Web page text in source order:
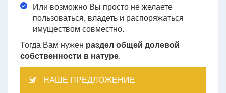
Или возможно Вы просто не желаете
пользоваться, владеть и распоряжаться
имуществом совместно.
Тогда Вам нужен раздел общей долевой
собственности в натуре.
НАШЕ ПРЕДЛОЖЕНИЕ